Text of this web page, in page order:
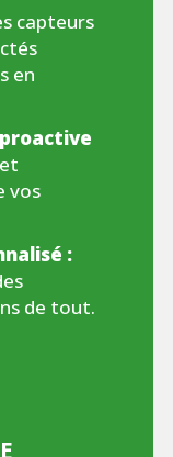
capteurs
en
vos
:
de tout.